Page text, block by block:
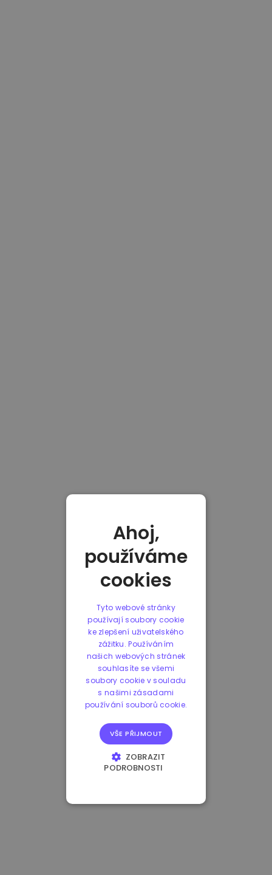
Ahoj,
používáme
cookies
Tyto webové stránky
používají soubory cookie
ke zlepšení uživatelského
zážitku. Používáním
našich webových stránek
souhlasíte se všemi
soubory cookie v souladu
s našimi zásadami
používání souborů cookie.
VŠE PŘIJMOUT
ZOBRAZIT
PODROBNOSTI